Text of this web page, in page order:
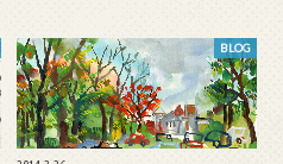
BLOG